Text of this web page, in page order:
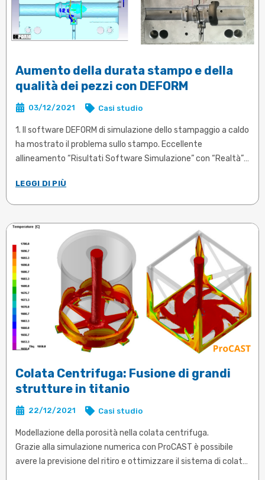
Aumento della durata stampo e della
qualità dei pezzi con DEFORM
03/12/2021 Casi studio
1. Il software DEFORM di simulazione dello stampaggio a caldo
ha mostrato il problema sullo stampo. Eccellente
allineamento “Risultati Software Simulazione” con “Realtà”
durante lo stampaggio, di comprenderne le cause e quindi
3. Approvvigionamento Materia Prima certo
4. Tempi di avviamento ridotti al minimo: barra e
posizionamento già definiti
5. Definizione Macchina richiesta: pianificazione delle
campionature e della produzione
6. Durata stampo aumentata grazie a campionature positive
che non richiedono modifiche e riparazione successive anche
con eventuali saldature
7. Verifica Attendibilità Preventivo
...
LEGGI DI PIÙ
Colata Centrifuga: Fusione di grandi
strutture in titanio
22/12/2021 Casi studio
Modellazione della porosità nella colata centrifuga.
Grazie alla simulazione numerica con ProCAST è possibile
avere la previsione del ritiro e ottimizzare il sistema di colata.